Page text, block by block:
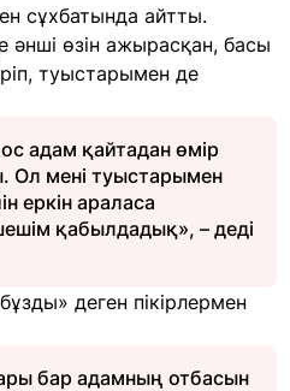
сұхбатында айтты.
өзін ажырасқан, басы
туыстарымен де
адам қайтадан өмір
Ол мені туыстарымен
еркін араласа
қабылдадық», – деді
деген пікірлермен
бар адамның отбасын